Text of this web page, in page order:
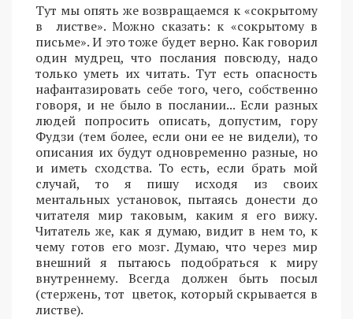
Тут мы опять же возвращаемся к «сокрытому
в листве». Можно сказать: к «сокрытому в
письме». И это тоже будет верно. Как говорил
один мудрец, что послания повсюду, надо
только уметь их читать. Тут есть опасность
нафантазировать себе того, чего, собственно
говоря, и не было в послании... Если разных
людей попросить описать, допустим, гору
Фудзи (тем более, если они ее не видели), то
описания их будут одновременно разные, но
и иметь сходства. То есть, если брать мой
случай, то я пишу исходя из своих
ментальных установок, пытаясь донести до
читателя мир таковым, каким я его вижу.
Читатель же, как я думаю, видит в нем то, к
чему готов его мозг. Думаю, что через мир
внешний я пытаюсь подобраться к миру
внутреннему. Всегда должен быть посыл
(стержень, тот цветок, который скрывается в
листве).